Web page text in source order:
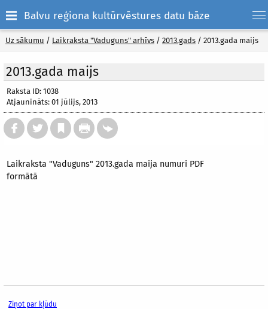
Balvu reģiona kultūrvēstures datu bāze
Uz sākumu / Laikraksta "Vaduguns" arhīvs / 2013.gads / 2013.gada maijs
2013.gada maijs
Raksta ID: 1038
Atjaunināts: 01 jūlijs, 2013
Laikraksta "Vaduguns" 2013.gada maija numuri PDF
formātā
Ziņot par kļūdu